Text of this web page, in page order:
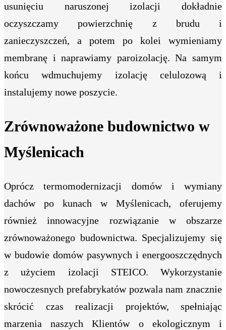
usunięciu naruszonej izolacji dokładnie
oczyszczamy powierzchnię z brudu i
zanieczyszczeń, a potem po kolei wymieniamy
membranę i naprawiamy paroizolację. Na samym
końcu wdmuchujemy izolację celulozową i
instalujemy nowe poszycie.
Zrównoważone budownictwo w
Myślenicach
Oprócz termomodernizacji domów i wymiany
dachów po kunach w Myślenicach, oferujemy
również innowacyjne rozwiązanie w obszarze
zrównoważonego budownictwa. Specjalizujemy się
w budowie domów pasywnych i energooszczędnych
z użyciem izolacji STEICO. Wykorzystanie
nowoczesnych prefabrykatów pozwala nam znacznie
skrócić czas realizacji projektów, spełniając
marzenia naszych Klientów o ekologicznym i